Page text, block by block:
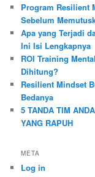
Program Resilient
Sebelum
Apa yang Terjadi
Ini Isi Lengkapnya
ROI Training
Dihitung?
Resilient Mindset
Bedanya
5 TANDA TIM
YANG RAPUH
META
Log in